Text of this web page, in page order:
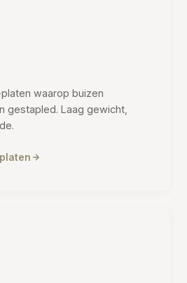
waarop buizen
gestapled. Laag gewicht,